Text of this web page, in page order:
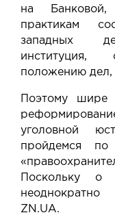
на Банковой,
практикам
западных
институция,
положению
Поэтому шире
уголовной
пройдемся по
Поскольку
ZN.UA.